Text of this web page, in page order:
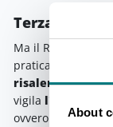
About
Terza tappa -
Ma il
praticamente
risalente al
vigila l'imponente
ovvero gli